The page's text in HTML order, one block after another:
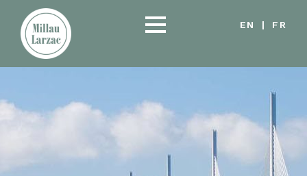
EN | FR